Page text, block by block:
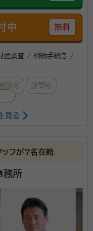
中 無料
産調査 / 相続手続き /
談可 訪問可
添う」です。遺言や
が、それ以上に人と
考え、皆様に寄り添
見る
ッフが7名在籍
務所